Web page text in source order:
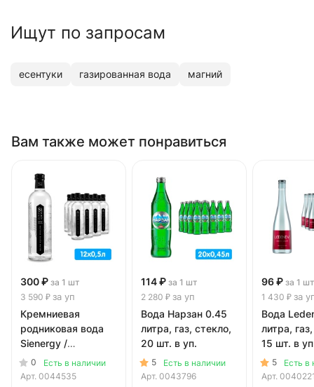
Ищут по запросам
есентуки газированная вода магний
Вам также может понравиться
300 ₽ за 1 шт
3 590 ₽ за уп
Кремниевая
родниковая вода
Sienergy /
Сиэнержи 0.5
литра, газ, стекло,
0
Есть в наличии
Арт. 0044535
114 ₽ за 1 шт
2 280 ₽ за уп
Вода Нарзан 0.45
литра, газ, стекло,
20 шт. в уп.
5
Есть в наличии
Арт. 0043796
96 ₽ за 1 шт
1 430 ₽ за
Вода
литра,
15 шт. в
5
Есть в
Арт.